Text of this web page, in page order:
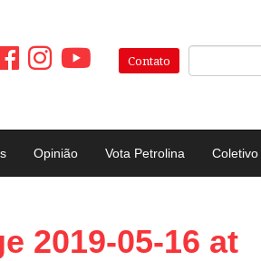
Contato
Opinião Vota Petrolina
2019-05-16 at